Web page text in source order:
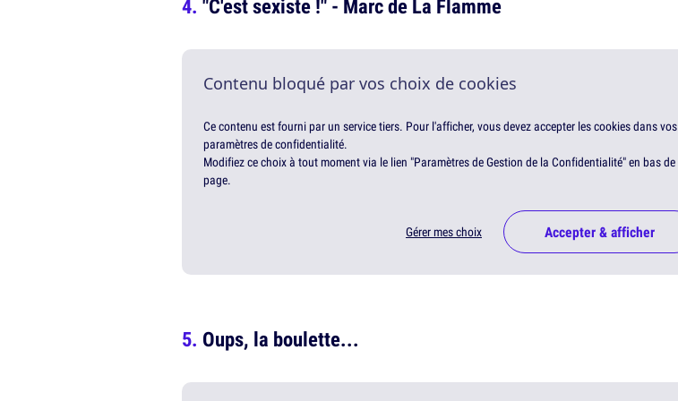
"C'est sexiste !" - Marc de La Flamme
Contenu bloqué par vos choix de cookies
Ce contenu est fourni par un service tiers. Pour l'afficher, vous devez accepter les cookies dans vos
paramètres de confidentialité.
Modifiez ce choix à tout moment via le lien "Paramètres de Gestion de la Confidentialité" en bas de
page.
Gérer mes choix Accepter & afficher
Oups, la boulette...